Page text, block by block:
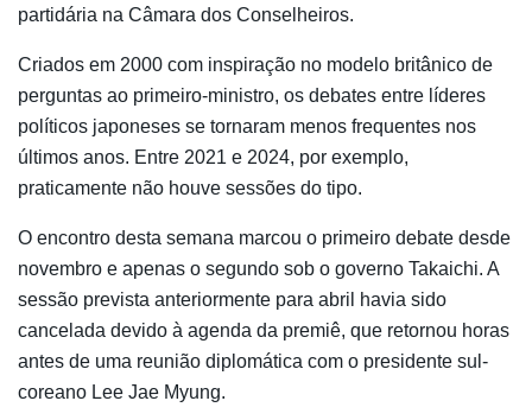
partidária na Câmara dos Conselheiros.
Criados em 2000 com inspiração no modelo britânico de
perguntas ao primeiro-ministro, os debates entre líderes
políticos japoneses se tornaram menos frequentes nos
últimos anos. Entre 2021 e 2024, por exemplo,
praticamente não houve sessões do tipo.
O encontro desta semana marcou o primeiro debate desde
novembro e apenas o segundo sob o governo Takaichi. A
sessão prevista anteriormente para abril havia sido
cancelada devido à agenda da premiê, que retornou horas
antes de uma reunião diplomática com o presidente sul-
coreano Lee Jae Myung.